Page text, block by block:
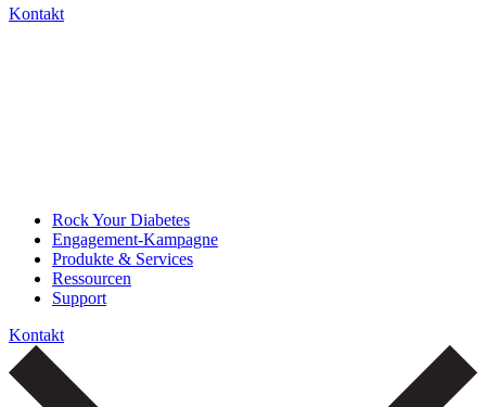
Kontakt
Rock Your Diabetes
Engagement-Kampagne
Produkte & Services
Ressourcen
Support
Kontakt